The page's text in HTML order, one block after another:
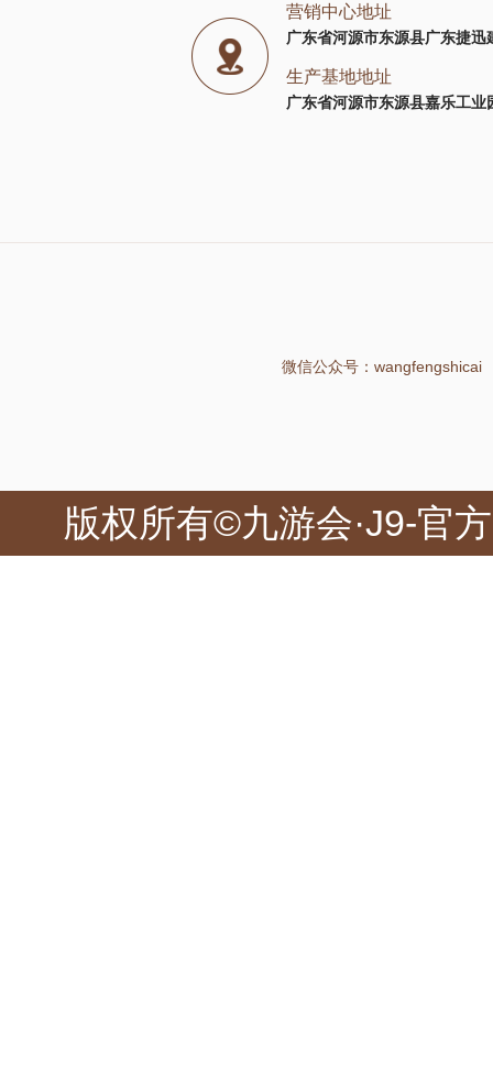
营销中心地址
广东省河源市东源县广东捷迅
生产基地地址
广东省河源市东源县嘉乐工业
微信公众号：wangfengshicai
版权所有©九游会·J9-